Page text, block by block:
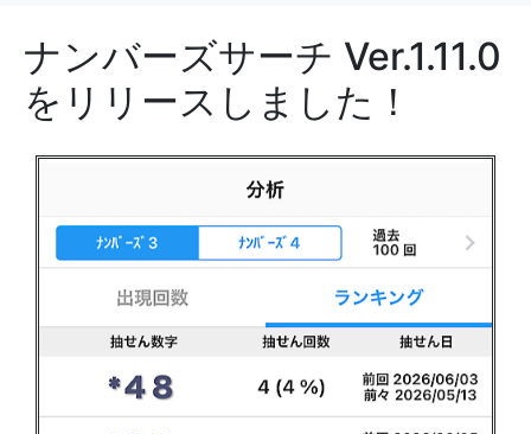
ナンバーズサーチ Ver.1.11.0
をリリースしました！